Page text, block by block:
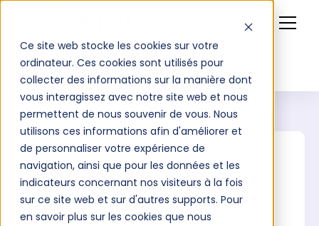
Ce site web stocke les cookies sur votre
ordinateur. Ces cookies sont utilisés pour
collecter des informations sur la manière dont
vous interagissez avec notre site web et nous
permettent de nous souvenir de vous. Nous
utilisons ces informations afin d'améliorer et
de personnaliser votre expérience de
navigation, ainsi que pour les données et les
indicateurs concernant nos visiteurs à la fois
sur ce site web et sur d'autres supports. Pour
en savoir plus sur les cookies que nous
Votre score
/12